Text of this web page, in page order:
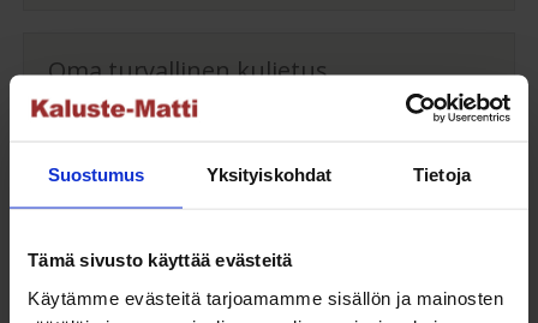
Suostumus Yksityiskohdat Tietoja
Tämä sivusto käyttää evästeitä
Käytämme evästeitä tarjoamamme sisällön ja mainosten
Oma turvallinen kuljetus
tuotteiden toimitukseen. Saat varmemmin tuotteet